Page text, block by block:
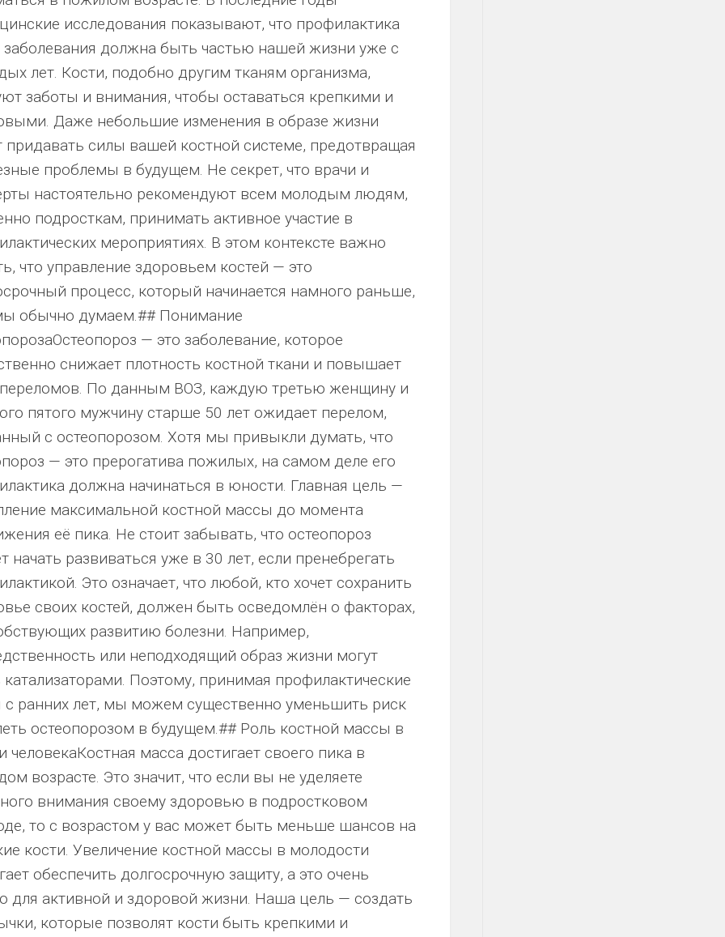
исследования показывают, что профилактика
заболевания должна быть частью нашей жизни уже с
лет. Кости, подобно другим тканям организма,
заботы и внимания, чтобы оставаться крепкими и
Даже небольшие изменения в образе жизни
придавать силы вашей костной системе, предотвращая
проблемы в будущем. Не секрет, что врачи и
настоятельно рекомендуют всем молодым людям,
подросткам, принимать активное участие в
мероприятиях. В этом контексте важно
что управление здоровьем костей — это
процесс, который начинается намного раньше,
обычно думаем.## Понимание
— это заболевание, которое
снижает плотность костной ткани и повышает
По данным ВОЗ, каждую третью женщину и
пятого мужчину старше 50 лет ожидает перелом,
с остеопорозом. Хотя мы привыкли думать, что
— это прерогатива пожилых, на самом деле его
должна начинаться в юности. Главная цель —
максимальной костной массы до момента
её пика. Не стоит забывать, что остеопороз
начать развиваться уже в 30 лет, если пренебрегать
Это означает, что любой, кто хочет сохранить
своих костей, должен быть осведомлён о факторах,
развитию болезни. Например,
или неподходящий образ жизни могут
катализаторами. Поэтому, принимая профилактические
ранних лет, мы можем существенно уменьшить риск
остеопорозом в будущем.## Роль костной массы в
человекаКостная масса достигает своего пика в
возрасте. Это значит, что если вы не уделяете
внимания своему здоровью в подростковом
то с возрастом у вас может быть меньше шансов на
кости. Увеличение костной массы в молодости
обеспечить долгосрочную защиту, а это очень
для активной и здоровой жизни. Наша цель — создать
которые позволят кости быть крепкими и